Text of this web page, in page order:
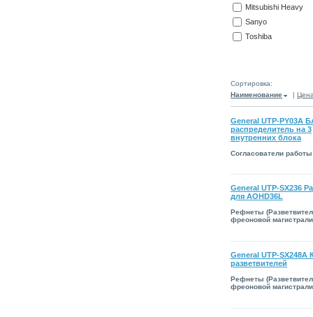
Mitsubishi Heavy
Sanyo
Toshiba
Сортировка:
Наименование
|
General UTP-PY03A
распределитель на 3
внутренних блока
Согласователи работы
General UTP-SX236
для AOHD36L
Рефнеты
фреоновой
General UTP-SX248A
разветвителей
Рефнеты
фреоновой